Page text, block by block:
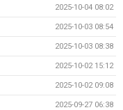
2025-10-04 08:02
2025-10-03 08:54
2025-10-03 08:38
2025-10-02 15:12
2025-10-02 09:08
2025-09-27 06:38